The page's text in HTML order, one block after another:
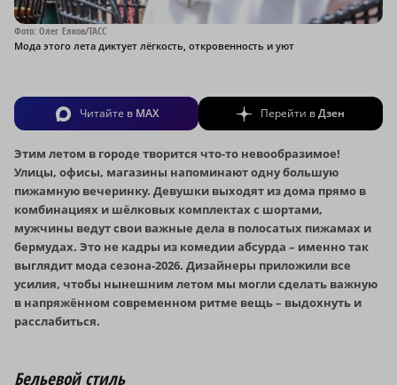
Фото: Олег Елков/ТАСС
Мода этого лета диктует лёгкость, откровенность и уют
Читайте в MAX Перейти вДзен
Этим летом в городе творится что-то невообразимое!
Улицы, офисы, магазины напоминают одну большую
пижамную вечеринку. Девушки выходят из дома прямо в
комбинациях и шёлковых комплектах с шортами,
мужчины ведут свои важные дела в полосатых пижамах и
бермудах. Это не кадры из комедии абсурда – именно так
выглядит мода сезона-2026. Дизайнеры приложили все
усилия, чтобы нынешним летом мы могли сделать важную
в напряжённом современном ритме вещь – выдохнуть и
расслабиться.
Бельевой стиль